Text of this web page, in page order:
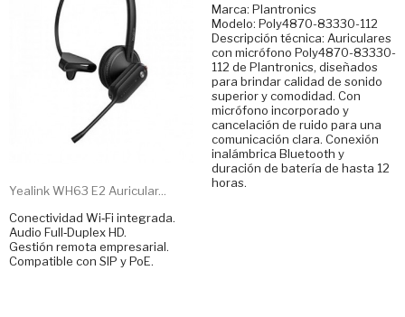
Yealink WH63 E2 Auricular...
Conectividad Wi‑Fi integrada.
Audio Full‑Duplex HD.
Gestión remota empresarial.
Compatible con SIP y PoE.
Marca: Plantronics
Modelo: Poly4870-83330-112
Descripción técnica: Auriculares
con micrófono Poly4870-83330-
112 de Plantronics, diseñados
para brindar calidad de sonido
superior y comodidad. Con
micrófono incorporado y
cancelación de ruido para una
comunicación clara. Conexión
inalámbrica Bluetooth y
duración de batería de hasta 12
horas.